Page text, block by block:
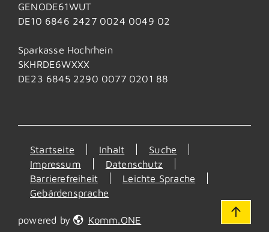
GENODE61WUT
DE10 6846 2427 0024 0049 02
Sparkasse Hochrhein
SKHRDE6WXXX
DE23 6845 2290 0077 0201 88
Startseite Inhalt
Suche
Impressum
Datenschutz
Barrierefreiheit
Leichte Sprache
Gebärdensprache
powered by Komm.ONE